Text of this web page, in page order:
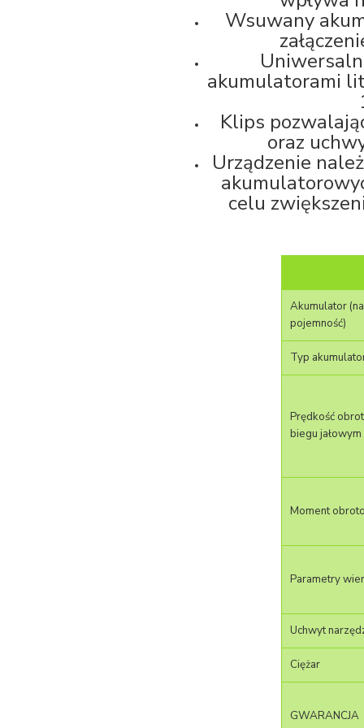
Wsuwany
akumulatorami
Klips
oraz
Urządzenie
celu
Akumulator
pojemność)
Typ
Prędkość
biegu jałowym
Moment
Parametry
Uchwyt
Ciężar
GWARANCJA